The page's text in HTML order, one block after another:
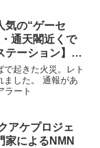
気の“ゲーセ
・通天閣近くで
ーション】
起きた火災。レト
ました。 通報があ
ラート
アケプロジェ
家によるNMN